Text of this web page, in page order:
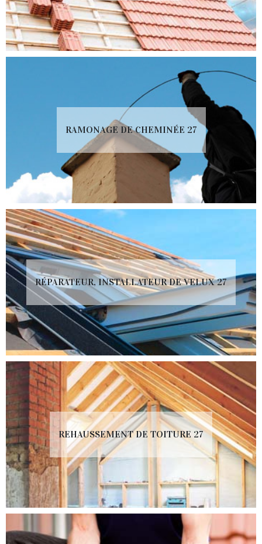
RAMONAGE DE CHEMINÉE 27
RÉPARATEUR, INSTALLATEUR DE VELUX 27
REHAUSSEMENT DE TOITURE 27